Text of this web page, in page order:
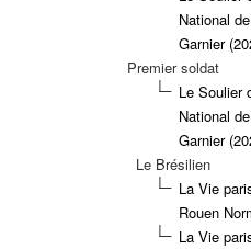
National
Garnier
Premier soldat
Le Soulier
National
Garnier
Le Brésilien
La Vie
Rouen
La Vie